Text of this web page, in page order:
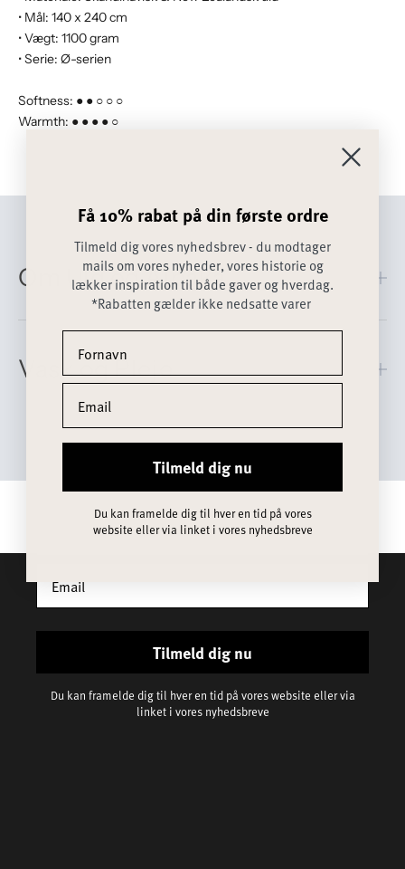
• Mål: 140 x 240 cm
• Vægt: 1100 gram
• Serie: Ø-serien
Softness: ● ● ○ ○ ○
Warmth: ● ● ● ● ○
Om Uld og Alpaka
Vask og Pleje
Få 10% rabat på din første ordre
Tilmeld dig vores nyhedsbrev - du modtager mails om
vores nyheder, vores historie og lækker inspiration til
både gaver og hverdag. *Rabatten gælder ikke
nedsatte varer
Tilmeld dig nu
Du kan framelde dig til hver en tid på vores website eller via
linket i vores nyhedsbreve
Få 10% rabat på din første ordre
Tilmeld dig vores nyhedsbrev - du modtager
mails om vores nyheder, vores historie og
lækker inspiration til både gaver og hverdag.
*Rabatten gælder ikke nedsatte varer
Tilmeld dig nu
Du kan framelde dig til hver en tid på vores
website eller via linket i vores nyhedsbreve